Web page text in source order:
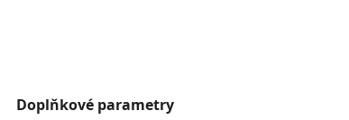
Doplňkové parametry